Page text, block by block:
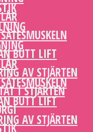
BUTT LIFT
AV STJÄRTEN
I STJÄRTEN
BUTT LIFT
AV STJÄRTEN